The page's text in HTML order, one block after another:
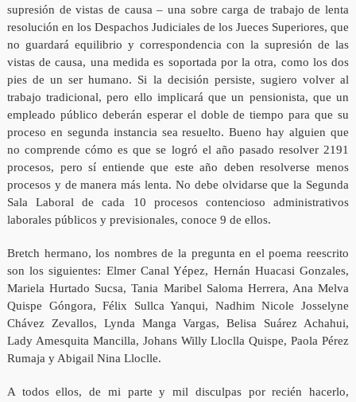
supresión de vistas de causa – una sobre carga de trabajo de lenta
resolución en los Despachos Judiciales de los Jueces Superiores, que
no guardará equilibrio y correspondencia con la supresión de las
vistas de causa, una medida es soportada por la otra, como los dos
pies de un ser humano. Si la decisión persiste, sugiero volver al
trabajo tradicional, pero ello implicará que un pensionista, que un
empleado público deberán esperar el doble de tiempo para que su
proceso en segunda instancia sea resuelto. Bueno hay alguien que
no comprende cómo es que se logró el año pasado resolver 2191
procesos, pero sí entiende que este año deben resolverse menos
procesos y de manera más lenta. No debe olvidarse que la Segunda
Sala Laboral de cada 10 procesos contencioso administrativos
laborales públicos y previsionales, conoce 9 de ellos.
Bretch hermano, los nombres de la pregunta en el poema reescrito
son los siguientes: Elmer Canal Yépez, Hernán Huacasi Gonzales,
Mariela Hurtado Sucsa, Tania Maribel Saloma Herrera, Ana Melva
Quispe Góngora, Félix Sullca Yanqui, Nadhim Nicole Josselyne
Chávez Zevallos, Lynda Manga Vargas, Belisa Suárez Achahui,
Lady Amesquita Mancilla, Johans Willy Lloclla Quispe, Paola Pérez
Rumaja y Abigail Nina Lloclle.
A todos ellos, de mi parte y mil disculpas por recién hacerlo,